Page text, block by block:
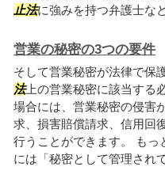
止法に強みを持つ弁護士な
営業の秘密の3つの要件
そして営業秘密が法律で保
法上の営業秘密に該当する
場合には、営業秘密の侵害
求、損害賠償請求、信用回
行うことができます。 もっ
には「秘密として管理され